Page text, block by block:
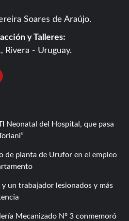
Soares de Araújo.
y Talleres:
Rivera - Uruguay.
Neonatal del Hospital, que pasa
de planta de Urufor en el empleo
un trabajador lesionados y más
Mecanizado Nº 3 conmemoró